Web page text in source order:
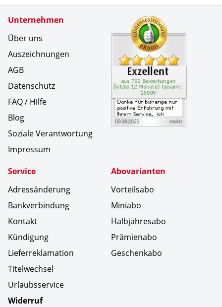
Unternehmen
Über uns
Auszeichnungen
AGB
Datenschutz
FAQ / Hilfe
Blog
Soziale Verantwortung
Impressum
Service
Adressänderung
Bankverbindung
Kontakt
Kündigung
Lieferreklamation
Titelwechsel
Urlaubsservice
Widerruf
Abovarianten
Vorteilsabo
Miniabo
Halbjahresabo
Prämienabo
Geschenkabo
Zertifikate